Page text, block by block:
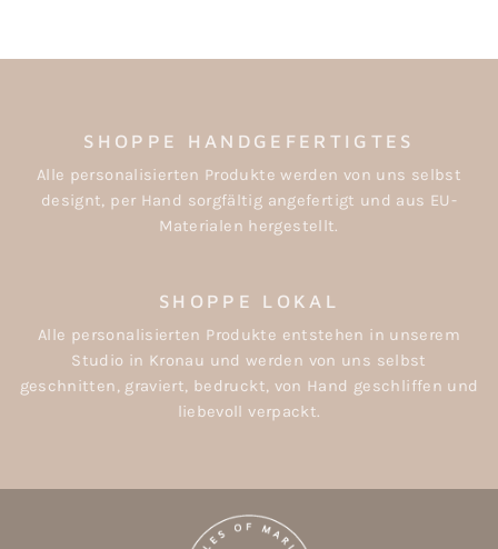
SHOPPE HANDGEFERTIGTES
Alle personalisierten Produkte werden von uns selbst
designt, per Hand sorgfältig angefertigt und aus EU-
Materialen hergestellt.
SHOPPE LOKAL
Alle personalisierten Produkte entstehen in unserem
Studio in Kronau und werden von uns selbst
geschnitten, graviert, bedruckt, von Hand geschliffen und
liebevoll verpackt.